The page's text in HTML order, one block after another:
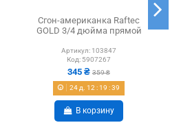
Сгон-американка Raftec
GOLD 3/4 дюйма прямой
Артикул: 103847
Код: 5907267
345 ₴ 359 ₴
24д. 12 : 19 :38
В корзину